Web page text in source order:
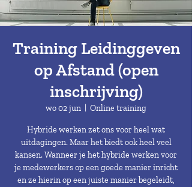
Training Leidinggeven
op Afstand (open
inschrijving)
wo 02 jun Online training
Hybride werken zet ons voor heel wat
uitdagingen. Maar het biedt ook heel veel
kansen. Wanneer je het hybride werken voor
je medewerkers op een goede manier inricht
en ze hierin op een juiste manier begeleidt,